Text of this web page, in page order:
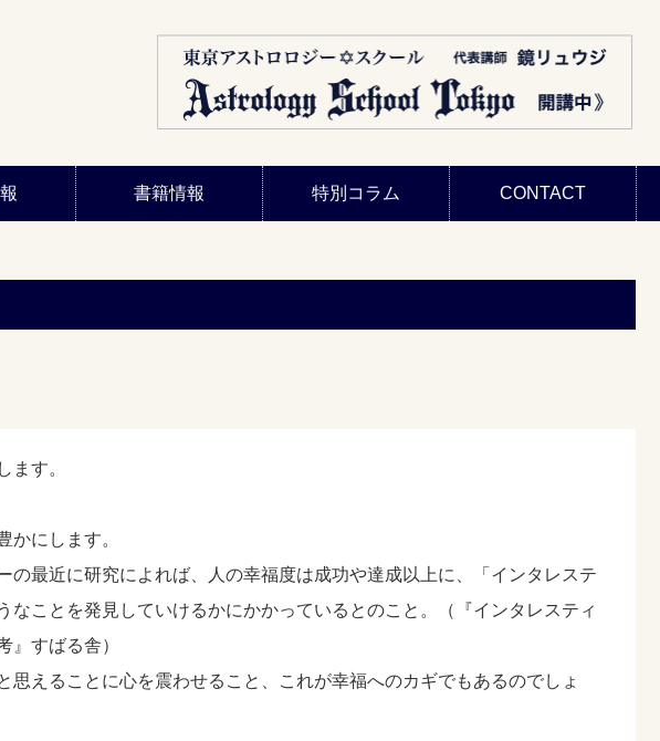
書籍情報 特別コラム CONTACT
ます。
かにします。
の最近に研究によれば、人の幸福度は成功や達成以上に、「インタレステ
なことを発見していけるかにかかっているとのこと。（『インタレスティ
すばる舎）
えることに心を震わせること、これが幸福へのカギでもあるのでしょ